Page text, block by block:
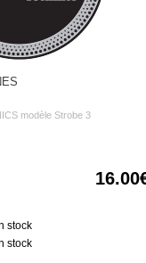
modèle Strobe 3
stock
stock